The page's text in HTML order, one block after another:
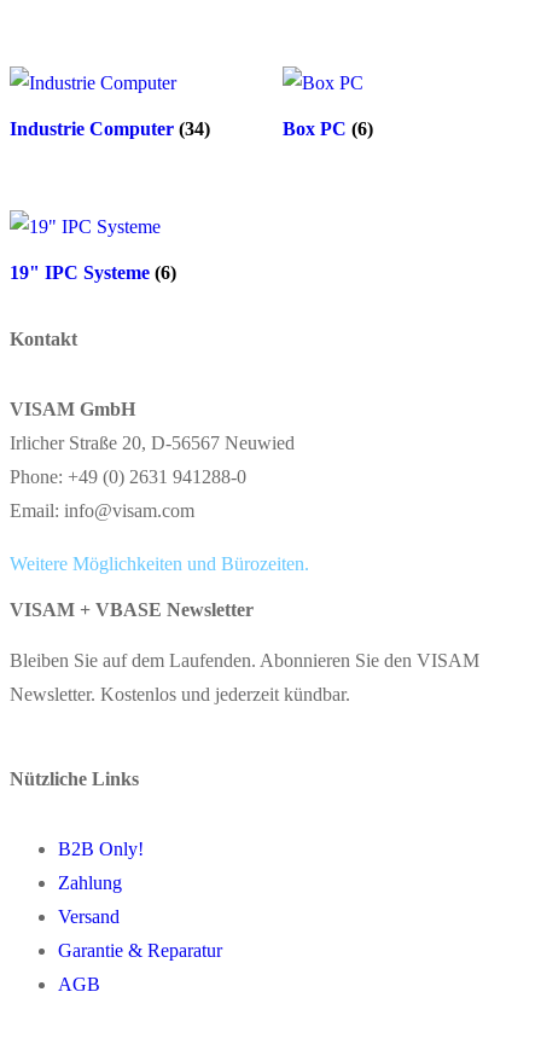
Industrie Computer (34) Box PC (6)
19" IPC Systeme (6)
Kontakt
VISAM GmbH
Irlicher Straße 20, D-56567 Neuwied
Phone: +49 (0) 2631 941288-0
Email: info@visam.com
Weitere Möglichkeiten und Bürozeiten.
VISAM + VBASE Newsletter
Bleiben Sie auf dem Laufenden. Abonnieren Sie den VISAM
Newsletter. Kostenlos und jederzeit kündbar.
Nützliche Links
B2B Only!
Zahlung
Versand
Garantie & Reparatur
AGB